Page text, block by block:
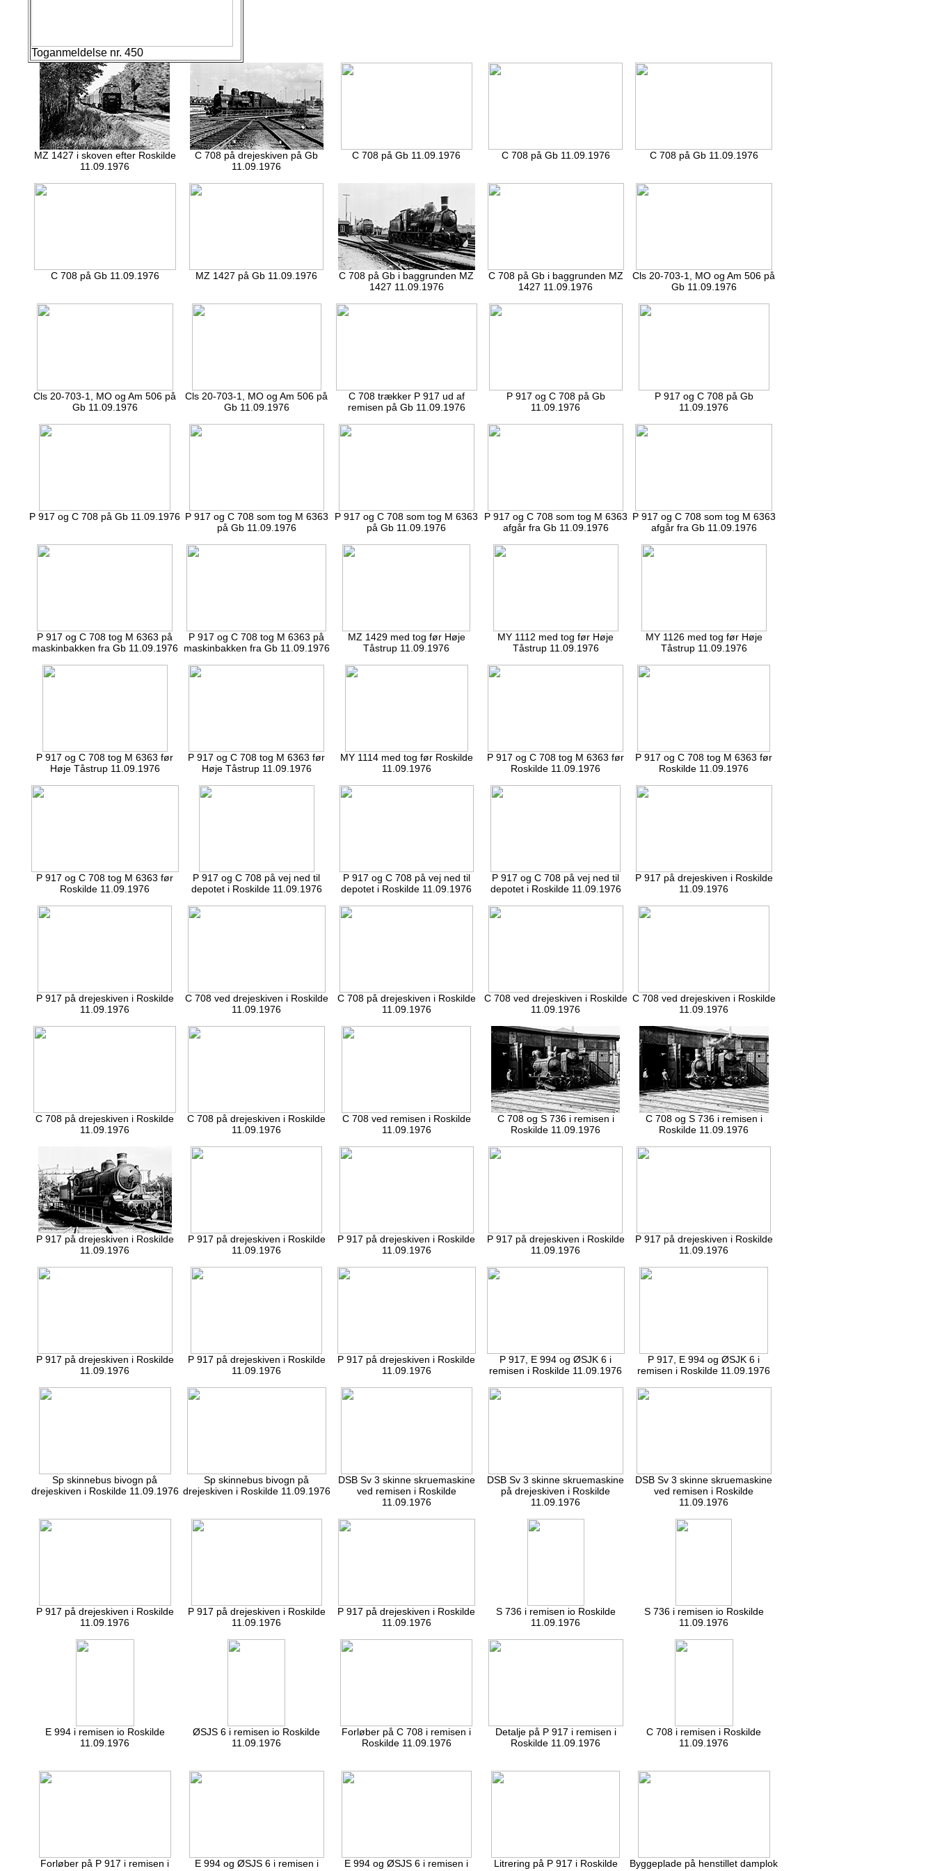
Toganmeldelse nr. 450
MZ 1427 i skoven efter Roskilde
11.09.1976
C 708 på drejeskiven på Gb
11.09.1976
C 708 på Gb 11.09.1976 C 708 på Gb 11.09.1976 C 708 på Gb 11.09.1976
C 708 på Gb 11.09.1976 MZ 1427 på Gb 11.09.1976
C 708 på Gb i baggrunden MZ
1427 11.09.1976
C 708 på Gb i baggrunden MZ
1427 11.09.1976
Cls 20-703-1, MO og Am 506 på
Gb 11.09.1976
Cls 20-703-1, MO og Am 506 på
Gb 11.09.1976
Cls 20-703-1, MO og Am 506 på
Gb 11.09.1976
C 708 trækker P 917 ud af
remisen på Gb 11.09.1976
P 917 og C 708 på Gb
11.09.1976
P 917 og C 708 på Gb
11.09.1976
P 917 og C 708 på Gb 11.09.1976 P 917 og C 708 som tog M 6363
på Gb 11.09.1976
P 917 og C 708 som tog M 6363
på Gb 11.09.1976
P 917 og C 708 som tog M 6363
afgår fra Gb 11.09.1976
P 917 og C 708 som tog M 6363
afgår fra Gb 11.09.1976
P 917 og C 708 tog M 6363 på
maskinbakken fra Gb 11.09.1976
P 917 og C 708 tog M 6363 på
maskinbakken fra Gb 11.09.1976
MZ 1429 med tog før Høje
Tåstrup 11.09.1976
MY 1112 med tog før Høje
Tåstrup 11.09.1976
MY 1126 med tog før Høje
Tåstrup 11.09.1976
P 917 og C 708 tog M 6363 før
Høje Tåstrup 11.09.1976
P 917 og C 708 tog M 6363 før
Høje Tåstrup 11.09.1976
MY 1114 med tog før Roskilde
11.09.1976
P 917 og C 708 tog M 6363 før
Roskilde 11.09.1976
P 917 og C 708 tog M 6363 før
Roskilde 11.09.1976
P 917 og C 708 tog M 6363 før
Roskilde 11.09.1976
P 917 og C 708 på vej ned til
depotet i Roskilde 11.09.1976
P 917 og C 708 på vej ned til
depotet i Roskilde 11.09.1976
P 917 og C 708 på vej ned til
depotet i Roskilde 11.09.1976
P 917 på drejeskiven i Roskilde
11.09.1976
P 917 på drejeskiven i Roskilde
11.09.1976
C 708 ved drejeskiven i Roskilde
11.09.1976
C 708 på drejeskiven i Roskilde
11.09.1976
C 708 ved drejeskiven i Roskilde
11.09.1976
C 708 ved drejeskiven i Roskilde
11.09.1976
C 708 på drejeskiven i Roskilde
11.09.1976
C 708 på drejeskiven i Roskilde
11.09.1976
C 708 ved remisen i Roskilde
11.09.1976
C 708 og S 736 i remisen i
Roskilde 11.09.1976
C 708 og S 736 i remisen i
Roskilde 11.09.1976
P 917 på drejeskiven i Roskilde
11.09.1976
P 917 på drejeskiven i Roskilde
11.09.1976
P 917 på drejeskiven i Roskilde
11.09.1976
P 917 på drejeskiven i Roskilde
11.09.1976
P 917 på drejeskiven i Roskilde
11.09.1976
P 917 på drejeskiven i Roskilde
11.09.1976
P 917 på drejeskiven i Roskilde
11.09.1976
P 917 på drejeskiven i Roskilde
11.09.1976
P 917, E 994 og ØSJK 6 i
remisen i Roskilde 11.09.1976
P 917, E 994 og ØSJK 6 i
remisen i Roskilde 11.09.1976
Sp skinnebus bivogn på
drejeskiven i Roskilde 11.09.1976
Sp skinnebus bivogn på
drejeskiven i Roskilde 11.09.1976
DSB Sv 3 skinne skruemaskine
ved remisen i Roskilde
11.09.1976
DSB Sv 3 skinne skruemaskine
på drejeskiven i Roskilde
11.09.1976
DSB Sv 3 skinne skruemaskine
ved remisen i Roskilde
11.09.1976
P 917 på drejeskiven i Roskilde
11.09.1976
P 917 på drejeskiven i Roskilde
11.09.1976
P 917 på drejeskiven i Roskilde
11.09.1976
S 736 i remisen io Roskilde
11.09.1976
S 736 i remisen io Roskilde
11.09.1976
E 994 i remisen io Roskilde
11.09.1976
ØSJS 6 i remisen io Roskilde
11.09.1976
Forløber på C 708 i remisen i
Roskilde 11.09.1976
Detalje på P 917 i remisen i
Roskilde 11.09.1976
C 708 i remisen i Roskilde
11.09.1976
Forløber på P 917 i remisen i
E 994 og ØSJS 6 i remisen i
E 994 og ØSJS 6 i remisen i
Litrering på P 917 i Roskilde
Byggeplade på henstillet damplok